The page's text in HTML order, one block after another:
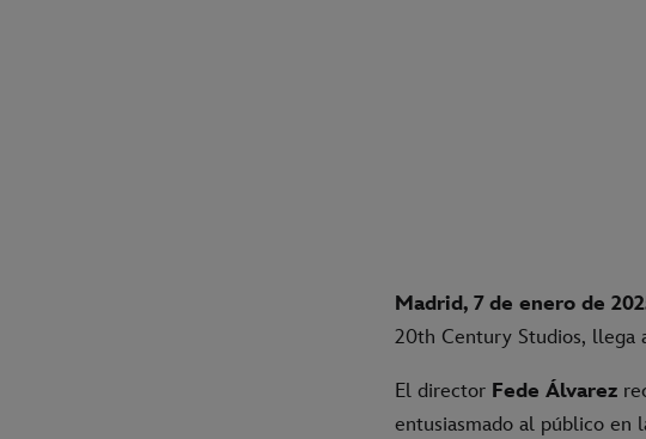
Madrid, 7 de enero de
20th Century Studios, llega
El director Fede Álvarez
entusiasmado al público en